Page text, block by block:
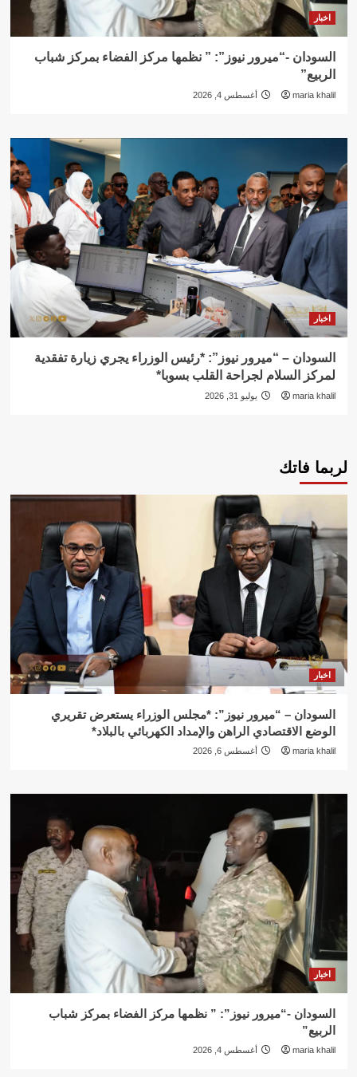
اخبار
السودان -“ميرور نيوز”: ” نظمها مركز الفضاء بمركز شباب
الربيع”
maria khalil أغسطس 4, 2026
اخبار
السودان – “ميرور نيوز”: *رئيس الوزراء يجري زيارة تفقدية
لمركز السلام لجراحة القلب بسوبا*
maria khalil يوليو 31, 2026
لربما فاتك
اخبار
السودان – “ميرور نيوز”: *مجلس الوزراء يستعرض تقريري
الوضع الاقتصادي الراهن والإمداد الكهربائي بالبلاد*
maria khalil أغسطس 6, 2026
اخبار
السودان -“ميرور نيوز”: ” نظمها مركز الفضاء بمركز شباب
الربيع”
maria khalil أغسطس 4, 2026